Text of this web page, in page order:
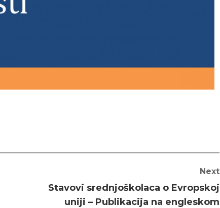
Next
Stavovi srednjoškolaca o Evropskoj
uniji – Publikacija na engleskom